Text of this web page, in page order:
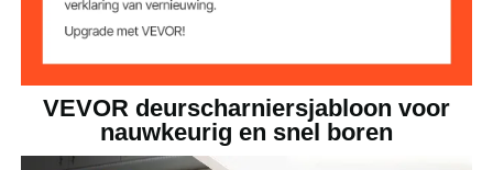
kledingkasten en deursloten. Hij is uitgerust met een
boor van 35 mm (1,38 inch) voor het boren van
gaten. De afstand tussen de scharnierschroeven is
1,81" (46 mm), 1,89" (48 mm) of 2,05" (52 mm).
VEVOR deurscharniersjabloon voor
nauwkeurig en snel boren